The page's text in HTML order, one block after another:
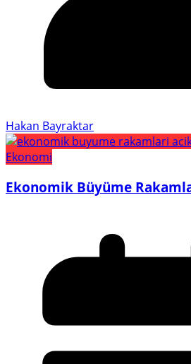
Hakan Bayraktar
Ekonomi
Ekonomik Büyüme